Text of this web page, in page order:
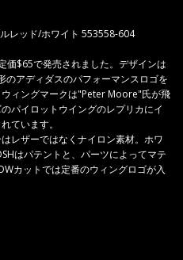
レッド/ホワイト 553558-604
価$65で発売されました。デザインは
のアディダスのパフォーマンスロゴを
ィングマークは"Peter Moore"氏が飛
パイロットウイングのレプリカにイ
ています。
レザーではなくナイロン素材。ホワ
はパテントと、パーツによってマテ
カットでは定番のウィングロゴが入